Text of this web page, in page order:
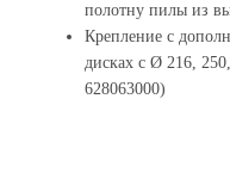
полотну пилы из
Крепление с
дисках с Ø 216,
628063000)